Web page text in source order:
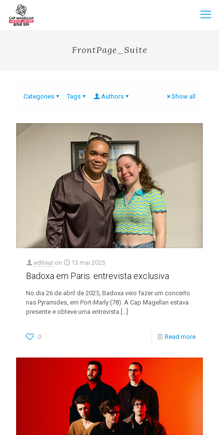
FrontPage_Suite
Categories Tags Authors Show all
editeur on 13 mai 2025
Badoxa em Paris: entrevista exclusiva
No dia 26 de abril de 2025, Badoxa veio fazer um concerto
nas Pyramides, em Port-Marly (78). A Cap Magellan estava
presente e obteve uma entrevista […]
0 Read more